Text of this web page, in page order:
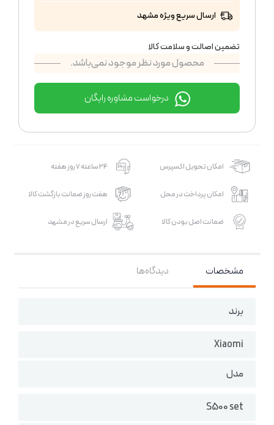
ارسال سریع ویژه مشهد
تضمین اصالت و سلامت کالا
محصول مورد نظر موجود نمی‌باشد.
درخواست مشاوره رایگان
امکان تحویل اکسپرس 24 ساعته 7 روز هفته
امکان پرداخت در محل هفت روز ضمانت بازگشت کالا
ضمانت اصل بودن کالا ارسال سریع در مشهد
مشخصات دیدگاه‌ها
برند
Xiaomi
مدل
S500 set